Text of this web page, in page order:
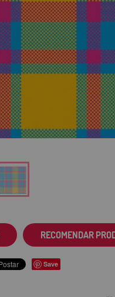
RECOMENDAR
Save